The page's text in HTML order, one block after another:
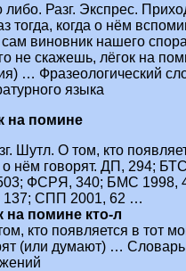
Разг. Экспрес.
тогда, когда о нём
сам виновник нашего
не скажешь, лёгок на
… Фразеологический
языка
на помине
Шутл. О том, кто
о нём говорят. ДП, 294;
ФСРЯ, 340; БМС 1998,
137; СПП 2001, 62 …
на помине кто-л
кто появляется в тот
(или думают) …